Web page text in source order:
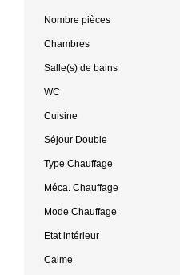
Nombre pièces
Chambres
Salle(s) de bains
WC
Cuisine
Séjour Double
Type Chauffage
Méca. Chauffage
Mode Chauffage
Etat intérieur
Calme